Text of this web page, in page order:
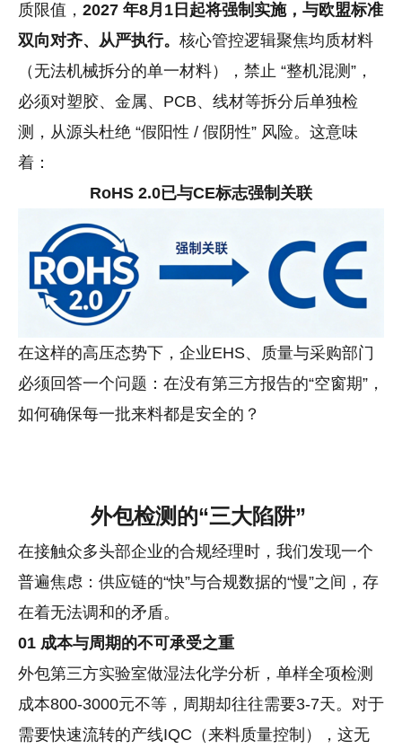
质限值， 2027 年8月1日起将强制实施，与欧盟标准
双向对齐、从严执行。 核心管控逻辑聚焦均质材料
（无法机械拆分的单一材料），禁止 “整机混测”，
必须对塑胶、金属、PCB、线材等拆分后单独检
测，从源头杜绝 “假阳性 / 假阴性” 风险。这意味
着：
RoHS 2.0已与CE标志强制关联
在这样的高压态势下，企业EHS、质量与采购部门
必须回答一个问题：在没有第三方报告的“空窗期”，
如何确保每一批来料都是安全的？
外包检测的“三大陷阱”
在接触众多头部企业的合规经理时，我们发现一个
普遍焦虑：供应链的“快”与合规数据的“慢”之间，存
在着无法调和的矛盾。
01 成本与周期的不可承受之重
外包第三方实验室做湿法化学分析，单样全项检测
成本800-3000元不等，周期却往往需要3-7天。对于
需要快速流转的产线IQC（来料质量控制），这无